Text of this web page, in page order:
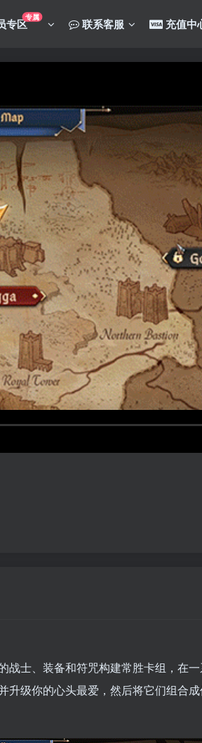
专区专属 联系客服 充值中
战士、装备和符咒构建常胜卡组，在
升级你的心头最爱，然后将它们组合